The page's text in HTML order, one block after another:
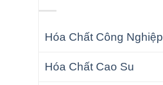
Hóa Chất Công Nghiệp
Hóa Chất Cao Su